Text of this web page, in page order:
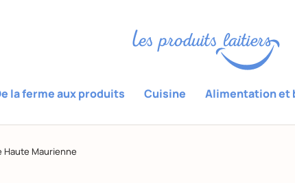
la ferme aux produits Cuisine Alimentation et
Haute Maurienne